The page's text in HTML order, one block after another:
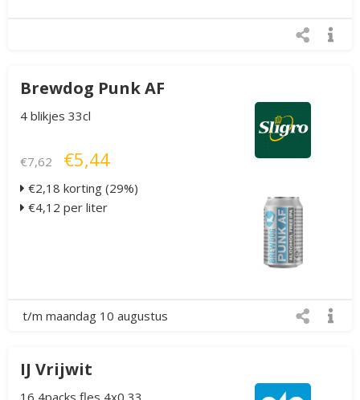
Brewdog Punk AF
4 blikjes 33cl
€7,62 €5,44
€2,18 korting (29%)
€4,12 per liter
t/m maandag 10 augustus
IJ Vrijwit